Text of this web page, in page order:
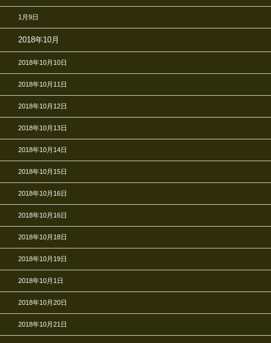
1月9日
2018年10月
2018年10月10日
2018年10月11日
2018年10月12日
2018年10月13日
2018年10月14日
2018年10月15日
2018年10月16日
2018年10月16日
2018年10月18日
2018年10月19日
2018年10月1日
2018年10月20日
2018年10月21日